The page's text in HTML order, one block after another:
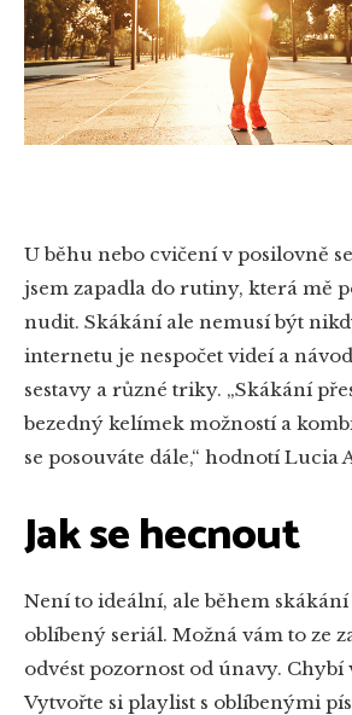
U běhu nebo cvičení v posilovně
jsem zapadla do rutiny, která mě
nudit. Skákání ale nemusí být
internetu je nespočet videí a
sestavy a různé triky. „Skákání
bezedný kelímek možností a
se posouváte dále,“ hodnotí Lucia
Jak se hecnout
Není to ideální, ale během skákání
oblíbený seriál. Možná vám to ze
odvést pozornost od únavy. Chybí
Vytvořte si playlist s oblíbenými